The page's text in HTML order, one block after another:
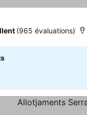
(965 évaluations)